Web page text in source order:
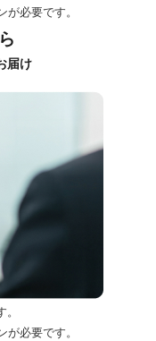
必要です。
届け
必要です。